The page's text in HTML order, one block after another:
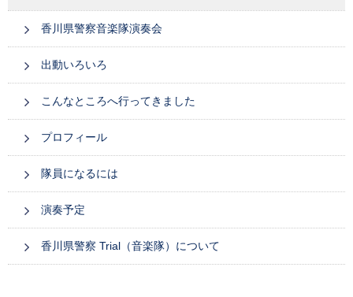
香川県警察音楽隊演奏会
出動いろいろ
こんなところへ行ってきました
プロフィール
隊員になるには
演奏予定
香川県警察 Trial（音楽隊）について